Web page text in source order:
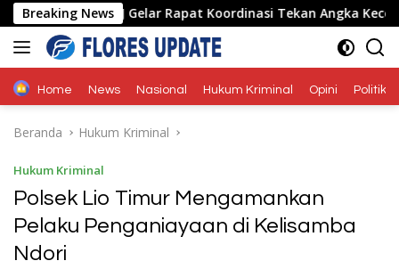
Langsung
ke
konten
Breaking News
LLAJ Gelar Rapat Koordinasi Tekan Angka Kecelakaan
Home News Nasional Hukum Kriminal Opini Politik
Beranda Hukum Kriminal
Hukum Kriminal
Polsek Lio Timur Mengamankan
Pelaku Penganiayaan di Kelisamba
Ndori